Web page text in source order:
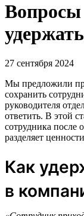
Вопросы
27 сентября 2024
Мы предложили
сохранить
руководителя
ответить. В этой
сотрудника после
разделяет
Как
в